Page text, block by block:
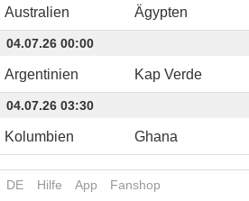
Australien Ägypten
04.07.26 00:00
Argentinien Kap Verde
04.07.26 03:30
Kolumbien Ghana
DE Hilfe App Fanshop